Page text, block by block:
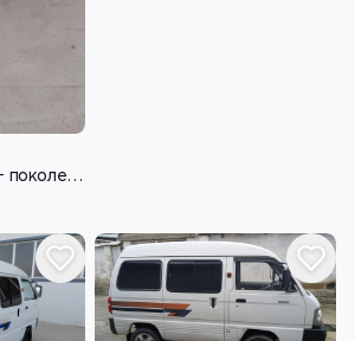
Chevrolet Damas II - поколение